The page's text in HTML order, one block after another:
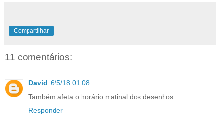
Compartilhar
11 comentários:
David 6/5/18 01:08
Também afeta o horário matinal dos desenhos.
Responder